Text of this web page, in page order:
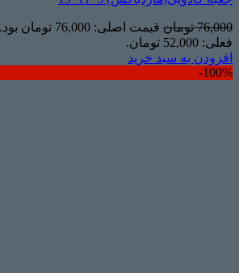
76,000 تومان قیمت اصلی: 76,000 تومان بود.
فعلی: 52,000 تومان.
افزودن به سبد خرید
100%-